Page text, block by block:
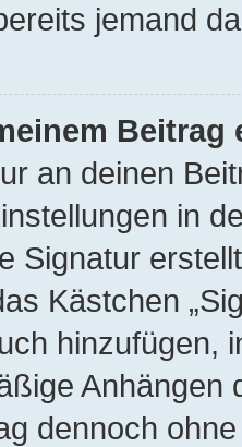
jemand
an deinen
in
Signatur
Kästchen
hinzufügen,
Anhängen
dennoch